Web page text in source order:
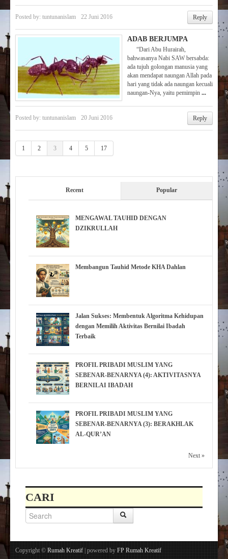
Posted by: tuntunanislam 22 Juni 2016 Reply
ADAB BERJUMPA
“Dari Abu Hurairah,
bahwasanya Nabi SAW bersabda:
ada tujuh golongan manusia yang
akan mendapat naungan Allah pada
hari yang tidak ada naungan kecuali
naungan-Nya, yaitu pemimpin ...
Posted by: tuntunanislam 20 Juni 2016 Reply
1 2 3 4 5 17
Recent Popular
MENGAWAL TAUHID DENGAN
DZIKRULLAH
Membangun Tauhid Metode KHA Dahlan
Jalan Sukses: Membentuk Algoritma Kehidupan
dengan Memilih Aktivitas Bernilai Ibadah
Terbaik
PROFIL PRIBADI MUSLIM YANG
SEBENAR-BENARNYA (4): AKTIVITASNYA
BERNILAI IBADAH
PROFIL PRIBADI MUSLIM YANG
SEBENAR-BENARNYA (3): BERAKHLAK
AL-QUR’AN
Next »
CARI
Copyright © Rumah Kreatif | powered by FP Rumah Kreatif